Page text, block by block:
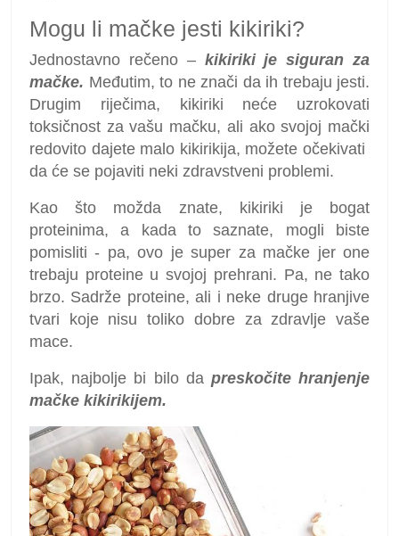
Mogu li mačke jesti kikiriki?
Jednostavno rečeno – kikiriki je siguran za
mačke. Međutim, to ne znači da ih trebaju jesti.
Drugim riječima, kikiriki neće uzrokovati
toksičnost za vašu mačku, ali ako svojoj mački
redovito dajete malo kikirikija, možete očekivati ​​
da će se pojaviti neki zdravstveni problemi.
Kao što možda znate, kikiriki je bogat
proteinima, a kada to saznate, mogli biste
pomisliti - pa, ovo je super za mačke jer one
trebaju proteine ​​u svojoj prehrani. Pa, ne tako
brzo. Sadrže proteine, ali i neke druge hranjive
tvari koje nisu toliko dobre za zdravlje vaše
mace.
Ipak, najbolje bi bilo da preskočite hranjenje
mačke kikirikijem.